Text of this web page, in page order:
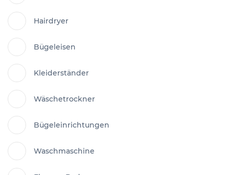
Hairdryer
Bügeleisen
Kleiderständer
Wäschetrockner
Bügeleinrichtungen
Waschmaschine